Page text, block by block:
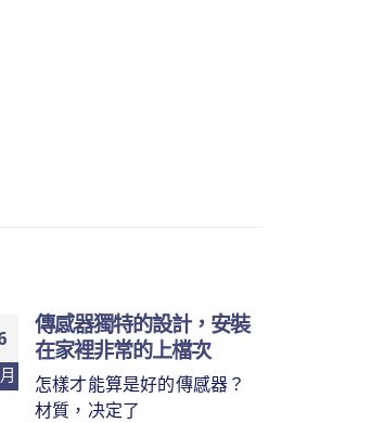
傳感器獨特的設計，安裝
在家裡非常的上檔次
怎樣才能算是好的傳感器？
材質，决定了